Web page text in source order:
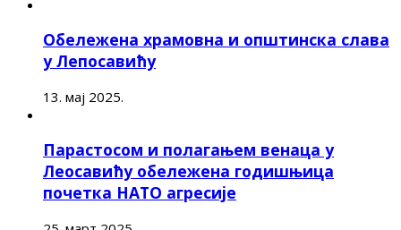
Обележена храмовна и општинска слава
у Лепосавићу
13. мај 2025.
Парастосом и полагањем венаца у
Леосавићу обележена годишњица
почетка НАТО агресије